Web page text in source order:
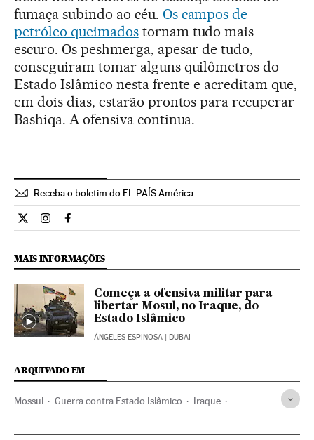
fumaça subindo ao céu. Os campos de
petróleo queimadostornam tudo mais
escuro. Os peshmerga, apesar de tudo,
conseguiram tomar alguns quilômetros do
Estado Islâmico nesta frente e acreditam que,
em dois dias, estarão prontos para recuperar
Bashiqa. A ofensiva continua.
Receba o boletim do EL PAÍS América
Internacional El País Brasil en Twitter
Internacional El País Brasil en Instagram
Internacional El País Brasil en Facebook
MAIS INFORMAÇÕES
Começa a ofensiva militar para
libertar Mosul, no Iraque, do
Estado Islâmico
ÁNGELES ESPINOSA | DUBAI
ARQUIVADO EM
Mossul Guerra contra Estado Islâmico Iraque